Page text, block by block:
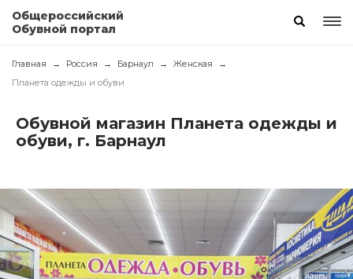
Общероссийский
Обувной портал
Главная Россия Барнаул
Женская
Планета одежды и обуви
Обувной магазин Планета одежды и
обуви, г. Барнаул